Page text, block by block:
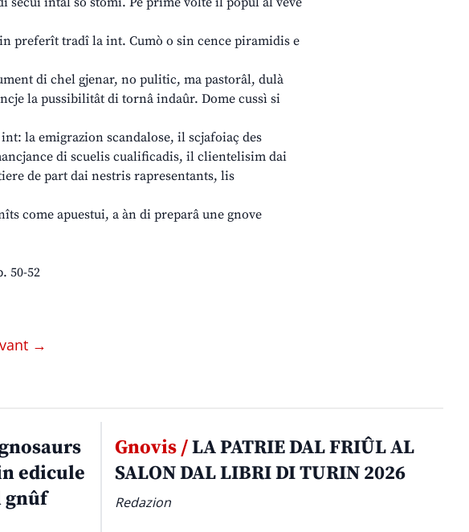
preferît tradî la int. Cumò o sin cence piramidis e
di chel gjenar, no pulitic, ma pastorâl, dulà
la pussibilitât di tornâ indaûr. Dome cussì si
la emigrazion scandalose, il scjafoiaç des
di scuelis cualificadis, il clientelisim dai
de part dai nestris rapresentants, lis
come apuestui, a àn di preparâ une gnove
50-52
→
edicule
gnûf
Gnovis /LA PATRIE DAL FRIÛL AL
SALON DAL LIBRI DI TURIN 2026
Redazion